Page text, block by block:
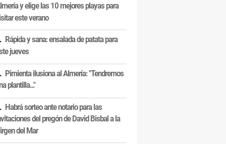
y elige las 10 mejores playas para
este verano
Rápida y sana: ensalada de patata para
jueves
Pimienta ilusiona al Almería: "Tendremos
plantilla..."
Habrá sorteo ante notario para las
del pregón de David Bisbal a la
del Mar